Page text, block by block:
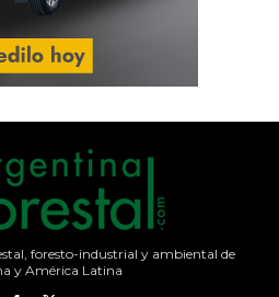
foresto-industrial y ambiental de
y América Latina